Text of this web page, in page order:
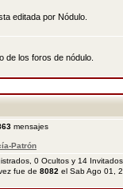
editada por Nódulo.
de los foros de nódulo.
mensajes
Patrón
0 Ocultos y 14
fue de 8082 el Sab Ago 01,